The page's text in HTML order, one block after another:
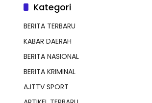
Kategori
BERITA TERBARU
KABAR DAERAH
BERITA NASIONAL
BERITA KRIMINAL
AJTTV SPORT